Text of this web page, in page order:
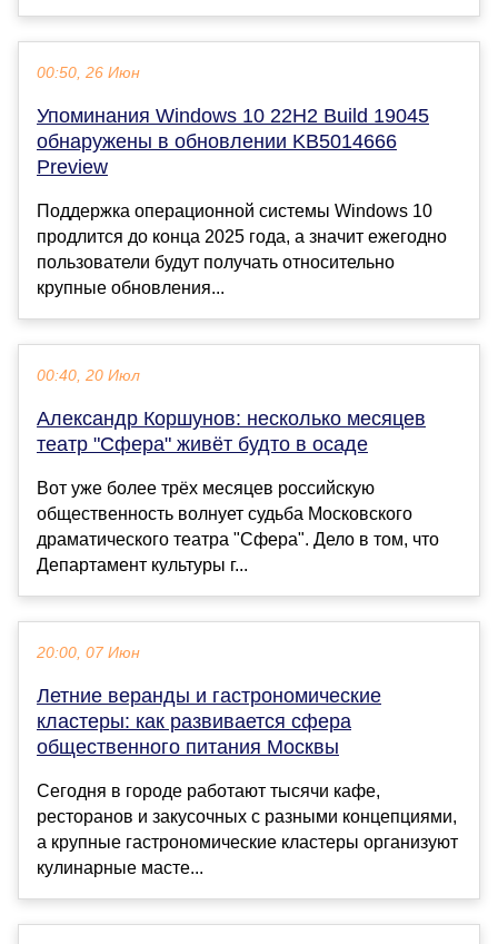
00:50, 26 Июн
Упоминания Windows 10 22H2 Build 19045
обнаружены в обновлении KB5014666
Preview
Поддержка операционной системы Windows 10
продлится до конца 2025 года, а значит ежегодно
пользователи будут получать относительно
крупные обновления...
00:40, 20 Июл
Александр Коршунов: несколько месяцев
театр "Сфера" живёт будто в осаде
Вот уже более трёх месяцев российскую
общественность волнует судьба Московского
драматического театра "Сфера". Дело в том, что
Департамент культуры г...
20:00, 07 Июн
Летние веранды и гастрономические
кластеры: как развивается сфера
общественного питания Москвы
Сегодня в городе работают тысячи кафе,
ресторанов и закусочных с разными концепциями,
а крупные гастрономические кластеры организуют
кулинарные масте...